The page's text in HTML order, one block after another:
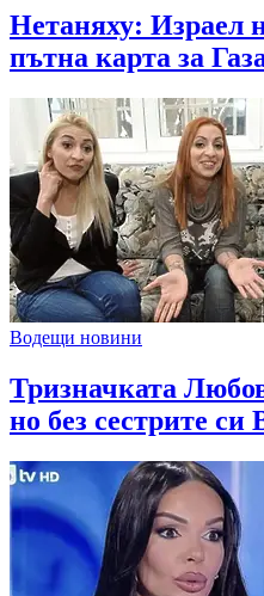
Нетаняху: Израел
пътна карта за
Водещи новини
Тризначката
но без сестрите